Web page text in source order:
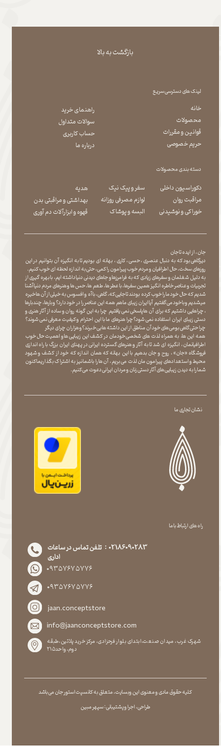
بازگشت به بالا
لینک های دسترسی سریع
دسته بندی محصولات
خانه
محصولات
قوانین و مقررات
حریم خصوصی
راهنمای خرید
سوالات متداول
حساب کاربری
درباره ما
دکوراسیون داخلی
مراقبت روان
​​​​​​​خوراکی و نوشیدنی
سفر و پیک نیک
لوازم مصرفی روزانه
​​​​​​​البسه و پوشاک
هدیه
بهداشتی و مراقبتی بدن
​​​​​​​قهوه و ابزارآلات دم آوری
نشان تجاری ما
جان ، از ایده تا جان
دیرگاهی بود که به دنبال عنصری ، حسی ، کاری ، بهانه ای بودیم تا به انگیزه آن بتوانیم در این
روزهای سخت ، حال اطرافیان و مردم خوب پیرامون را کمی ، حتی به اندازه لحظه ای خوب کنیم.
به دلیل شغلمان و سفرهای زیادی که به فرامرزها و جاهای دیدنی دنیا داشته ایم، با بهره گیری از
تجربیات و عناصر خاطره انگیز همین سفرها ، با عطر ها ، طعم ها ، حس ها و هنرهای مردم دنیا آشنا
شدیم که حال خود ما را خوب کرده بودند تا جایی که، گاهی ، با آه و افسوس به خیلی از آن ها خیره
میشدیم و با خود می گفتیم آیا ایران زیبای ما هم همه این عناصر را در خود دارد؟ و بارها ، چندبارها
، چراهایی داشتیم که برای آن ها پاسخی نمی یافتیم چرا به این گونه روان و ساده از آثار هنری و
دستی زیبای ایران استفاده نمی شود؟چرا هنرهای ما با این احترام و کیفیت معرفی نمی شوند؟
چرا حتی گاهی بومی های خود آن مناطق از این داشته ها بی خبرند؟و هزاران چرای دیگر
​​​​​​​ همه این ها، به همراه لذت های شخصی خودمان در کشف این زیبایی ها و اهمیت حال خوب
اطرافیانمان ، انگیزه ای شد تا به آثار و هنرهای گسترده ایرانی در پهنای ایران بزرگ با راه اندازی
فروشگاه «جان» ، روح و جان بدهیم با این بهانه که همان اندازه که خود از کشف و شهود
محیط و استعدادهای پیرامون مان لذت می بریم ، آن ها را با شما نیز به اشتراک بگذاریماکنون
شما را به دیدن زیبایی های آثار دستی زنان و مردان ایرانی دعوت می کنیم.
راه های ارتباط با ما
کلیه حقوق مادی و معنوی این وبسایت ، متعلق به کانسپت استور جان می باشد
طراحی ، اجرا و پشتیبانی : سپهر مبین
02186090283 : تلفن تماس در ساعات
اداری
۰۹۳۵۷۶۷۵۷۷۶
۰۹۳۵۷۶۷۵۷۷۶
jaan.conceptstore
info@jaanconceptstore.com
شهرک غرب، میدان صنعت،ابتدای بلوار فرحزادی، مرکز خرید پلاتین،طبقه
دوم،واحد۲۱۵